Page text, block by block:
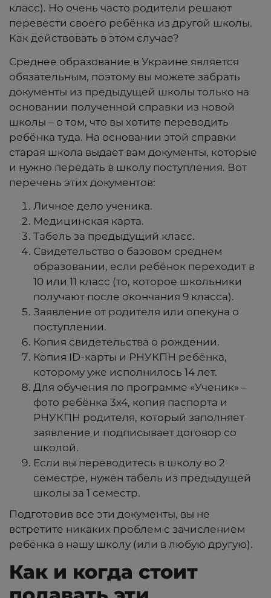
класс). Но очень часто родители решают
перевести своего ребёнка из другой школы.
Как действовать в этом случае?
Среднее образование в Украине является
обязательным, поэтому вы можете забрать
документы из предыдущей школы только на
основании полученной справки из новой
школы – о том, что вы хотите переводить
ребёнка туда. На основании этой справки
старая школа выдает вам документы, которые
и нужно передать в школу поступления. Вот
перечень этих документов:
Личное дело ученика.
Медицинская карта.
Табель за предыдущий класс.
Свидетельство о базовом среднем
образовании, если ребёнок переходит в
10 или 11 класс (то, которое школьники
получают после окончания 9 класса).
Заявление от родителя или опекуна о
поступлении.
Копия свидетельства о рождении.
Копия ID-карты и РНУКПН ребёнка,
которому уже исполнилось 14 лет.
Для обучения по программе «Ученик» –
фото ребёнка 3x4, копия паспорта и
РНУКПН родителя, который заполняет
заявление и подписывает договор со
школой.
Если вы переводитесь в школу во 2
семестре, нужен табель из предыдущей
школы за 1 семестр.
Подготовив все эти документы, вы не
встретите никаких проблем с зачислением
ребёнка в нашу школу (или в любую другую).
Как и когда стоит